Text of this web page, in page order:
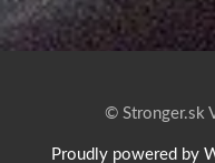
© Stronger.sk
Proudly powered by